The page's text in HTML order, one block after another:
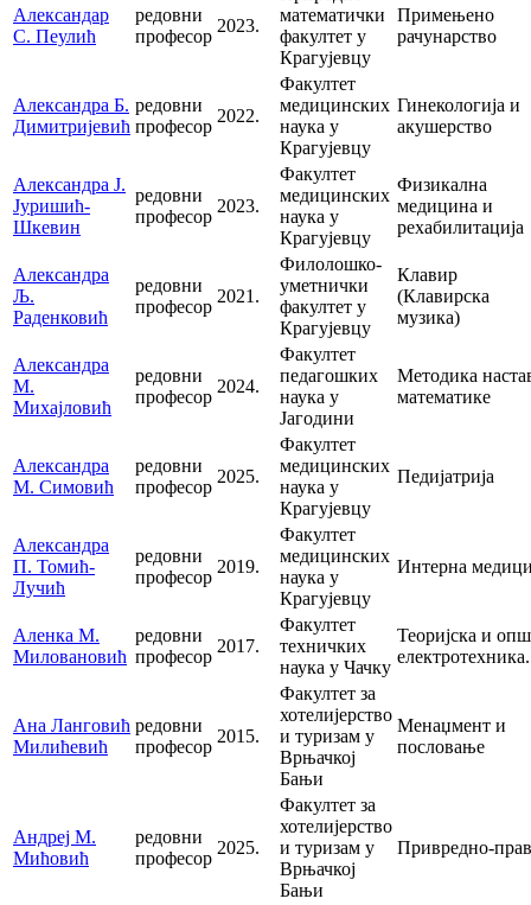
Александар
С. Пеулић
редовни
професор
2023.
математички
факултет у
Крагујевцу
Примењено
рачунарство
Александра Б.
Димитријевић
редовни
професор
2022.
Факултет
медицинских
наука у
Крагујевцу
Гинекологија и
акушерство
Александра Ј.
Јуришић-
Шкевин
редовни
професор
2023.
Факултет
медицинских
наука у
Крагујевцу
Физикална
медицина и
рехабилитација
Александра
Љ.
Раденковић
редовни
професор
2021.
Филолошко-
уметнички
факултет у
Крагујевцу
Клавир
(Клавирска
музика)
Александра
М.
Михајловић
редовни
професор
2024.
Факултет
педагошких
наука у
Јагодини
Методика
математике
Александра
М. Симовић
редовни
професор
2025.
Факултет
медицинских
наука у
Крагујевцу
Педијатрија
Александра
П. Томић-
Лучић
редовни
професор
2019.
Факултет
медицинских
наука у
Крагујевцу
Интерна
Аленка М.
Миловановић
редовни
професор
2017.
Факултет
техничких
наука у Чачку
Теоријска и
електротехника.
Ана Ланговић
Милићевић
редовни
професор
2015.
Факултет за
хотелијерство
и туризам у
Врњачкој
Бањи
Менаџмент и
пословање
Андреј М.
Мићовић
редовни
професор
2025.
Факултет за
хотелијерство
и туризам у
Врњачкој
Бањи
Привредно-